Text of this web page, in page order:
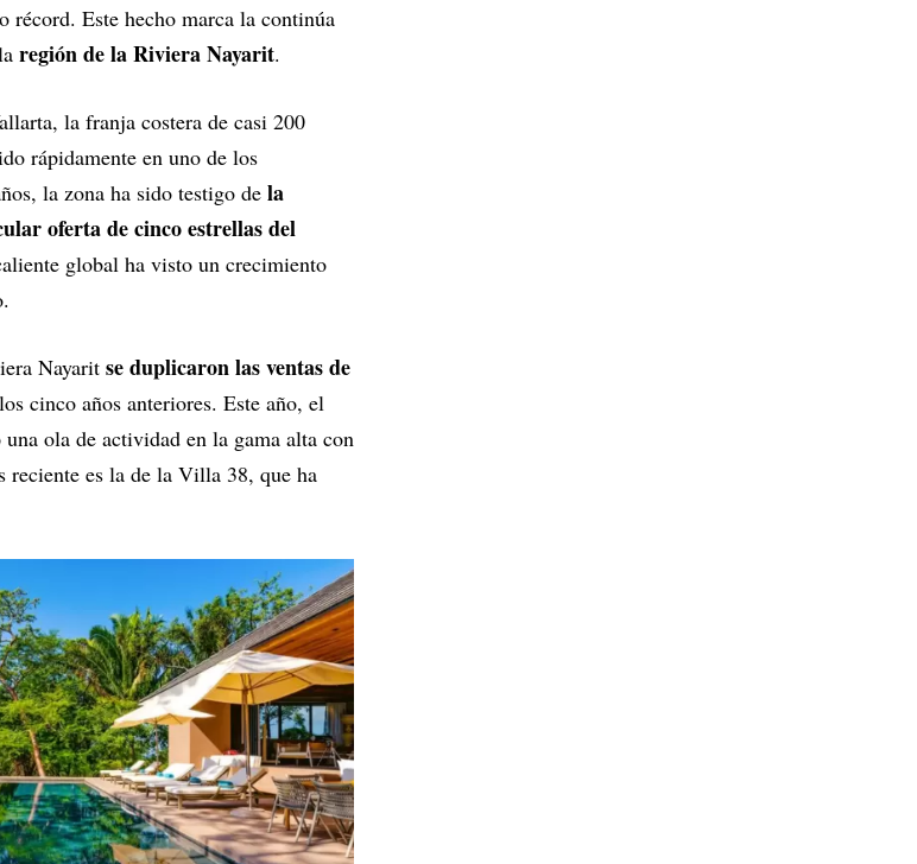
récord. Este hecho marca la continúa
región de la Riviera Nayarit.
la franja costera de casi 200
rápidamente en uno de los
la zona ha sido testigo de la
oferta de cinco estrellas del
global ha visto un crecimiento
Nayarit se duplicaron las ventas de
cinco años anteriores. Este año, el
ola de actividad en la gama alta con
reciente es la de la Villa 38, que ha